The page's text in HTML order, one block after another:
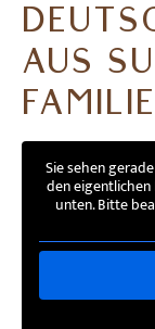
AUS
Sie sehen
den
unten. Bitte